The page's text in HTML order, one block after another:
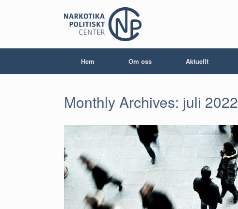
Hem Om oss Aktuellt
Monthly Archives: juli 2022